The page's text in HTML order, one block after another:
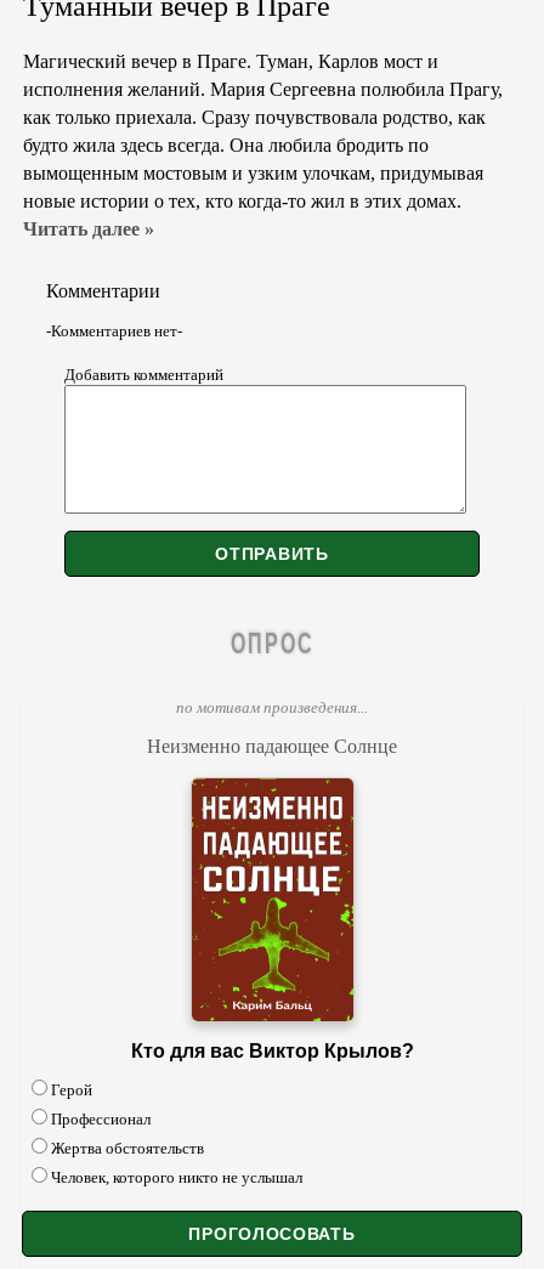
Магический вечер в Праге. Туман, Карлов мост и
исполнения желаний. Мария Сергеевна полюбила Прагу,
как только приехала. Сразу почувствовала родство, как
будто жила здесь всегда. Она любила бродить по
вымощенным мостовым и узким улочкам, придумывая
новые истории о тех, кто когда-то жил в этих домах.
Читать далее »
Комментарии
-Комментариев нет-
Добавить комментарий
ОПРОС
по мотивам произведения...
Неизменно падающее Солнце
Кто для вас Виктор Крылов?
Герой
Профессионал
Жертва обстоятельств
Человек, которого никто не услышал